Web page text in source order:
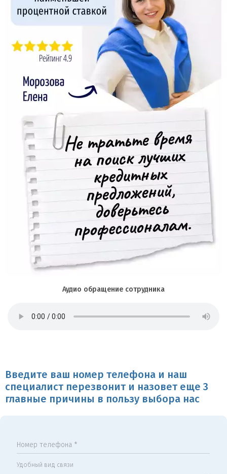
Аудио обращение сотрудника
Введите ваш номер телефона и наш
специалист перезвонит и назовет еще 3
главные причины в пользу выбора нас
Номер телефона *
Удобный вид связи